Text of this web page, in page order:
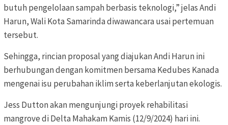
butuh pengelolaan sampah berbasis teknologi,” jelas Andi
Harun,Wali Kota Samarinda diwawancara usai pertemuan
tersebut.
Sehingga, rincian proposal yang diajukan Andi Harun ini
berhubungan dengan komitmen bersama Kedubes Kanada
mengenai isu perubahan iklim serta keberlanjutan ekologis.
Jess Dutton akan mengunjungi proyek rehabilitasi
mangrovedi Delta MahakamKamis (12/9/2024) hari ini.